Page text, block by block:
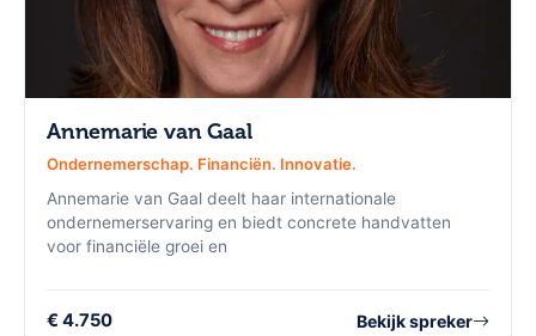
Annemarie van Gaal
Ondernemerschap. Financiën. Innovatie.
Annemarie van Gaal deelt haar internationale
ondernemerservaring en biedt concrete handvatten
voor financiële groei en
€ 4.750 Bekijk spreker